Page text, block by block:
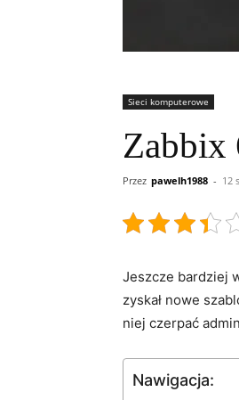
Sieci komputerowe
Zabbix
Przez pawelh1988 - 12
Jeszcze bardziej
zyskał nowe
niej czerpać
Nawigacja: